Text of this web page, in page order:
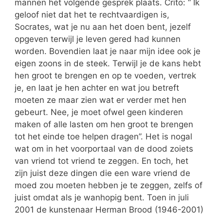
mannen het volgende gesprek plaats. Crito: “ Ik
geloof niet dat het te rechtvaardigen is,
Socrates, wat je nu aan het doen bent, jezelf
opgeven terwijl je leven gered had kunnen
worden. Bovendien laat je naar mijn idee ook je
eigen zoons in de steek. Terwijl je de kans hebt
hen groot te brengen en op te voeden, vertrek
je, en laat je hen achter en wat jou betreft
moeten ze maar zien wat er verder met hen
gebeurt. Nee, je moet ofwel geen kinderen
maken of alle lasten om hen groot te brengen
tot het einde toe helpen dragen”. Het is nogal
wat om in het voorportaal van de dood zoiets
van vriend tot vriend te zeggen. En toch, het
zijn juist deze dingen die een ware vriend de
moed zou moeten hebben je te zeggen, zelfs of
juist omdat als je wanhopig bent. Toen in juli
2001 de kunstenaar Herman Brood (1946-2001)